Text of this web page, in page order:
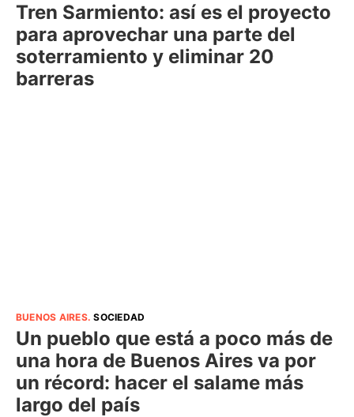
Tren Sarmiento: así es el proyecto
para aprovechar una parte del
soterramiento y eliminar 20
barreras
BUENOS AIRES.SOCIEDAD
Un pueblo que está a poco más de
una hora de Buenos Aires va por
un récord: hacer el salame más
largo del país